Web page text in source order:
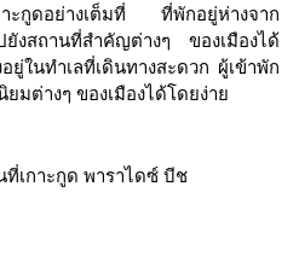
าะกูดอย่างเต็มที่ ที่พักอยู่ห่างจาก
ยังสถานที่สำคัญต่างๆ ของเมืองได้
ยู่ในทำเลที่เดินทางสะดวก ผู้เข้าพัก
มต่างๆ ของเมืองได้โดยง่าย
เกาะกูด พาราไดซ์ บีช